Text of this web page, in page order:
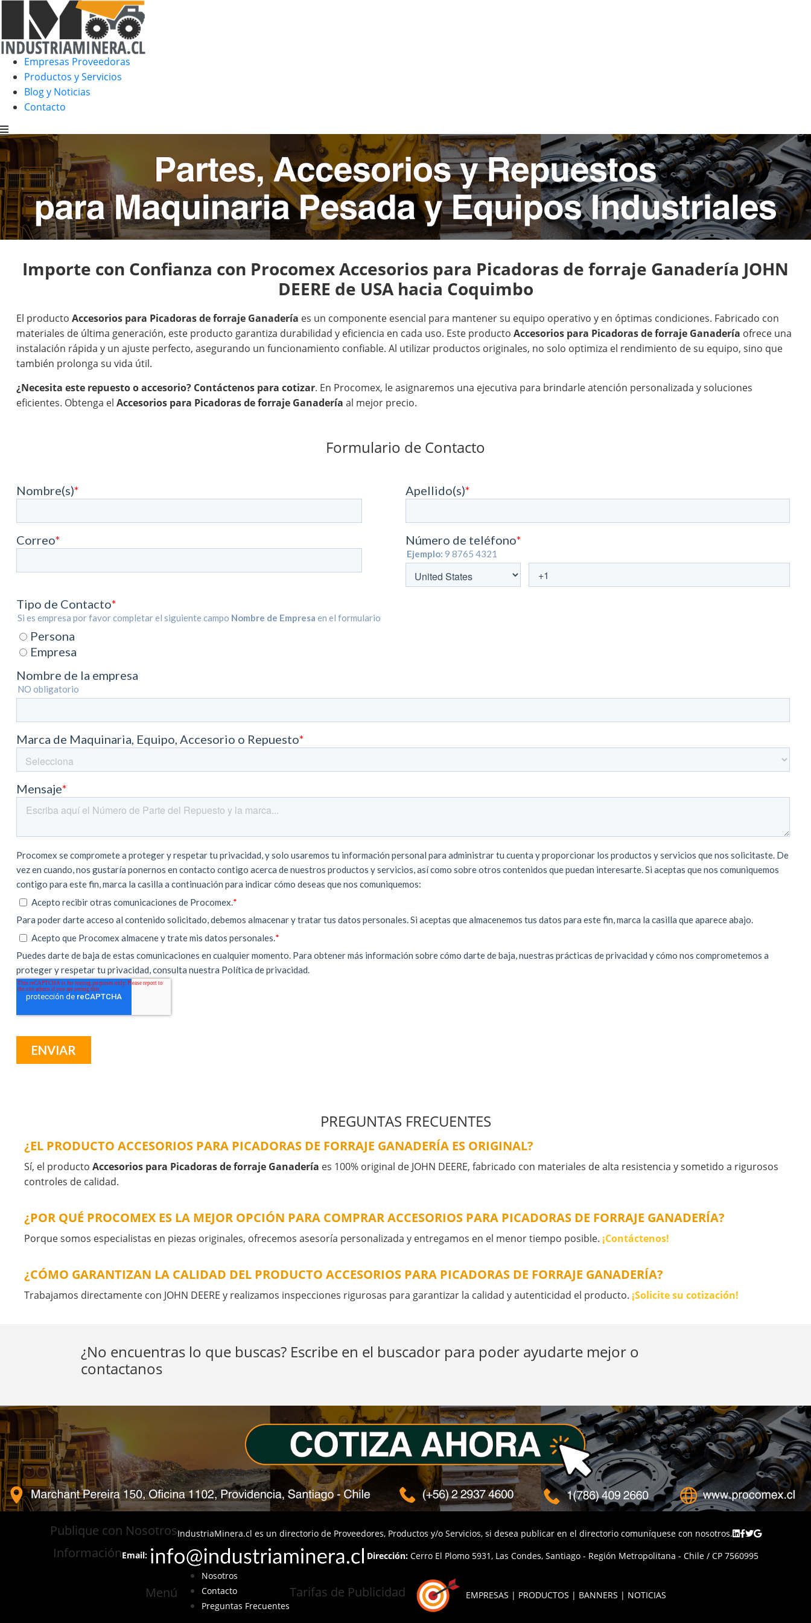
Empresas Proveedoras
Productos y Servicios
Blog y Noticias
Contacto
Importe con Confianza con Procomex Accesorios para Picadoras de forraje Ganadería JOHN
DEERE de USA hacia Coquimbo
El producto Accesorios para Picadoras de forraje Ganadería es un componente esencial para mantener su equipo operativo y en óptimas condiciones. Fabricado con
materiales de última generación, este producto garantiza durabilidad y eficiencia en cada uso. Este producto Accesorios para Picadoras de forraje Ganadería ofrece una
instalación rápida y un ajuste perfecto, asegurando un funcionamiento confiable. Al utilizar productos originales, no solo optimiza el rendimiento de su equipo, sino que
también prolonga su vida útil.
¿Necesita este repuesto o accesorio? Contáctenos para cotizar. En Procomex, le asignaremos una ejecutiva para brindarle atención personalizada y soluciones
eficientes. Obtenga el Accesorios para Picadoras de forraje Ganadería al mejor precio.
Formulario de Contacto
PREGUNTAS FRECUENTES
¿EL PRODUCTO ACCESORIOS PARA PICADORAS DE FORRAJE GANADERÍA ES ORIGINAL?
Sí, el producto Accesorios para Picadoras de forraje Ganadería es 100% original de JOHN DEERE, fabricado con materiales de alta resistencia y sometido a rigurosos
controles de calidad.
¿POR QUÉ PROCOMEX ES LA MEJOR OPCIÓN PARA COMPRAR ACCESORIOS PARA PICADORAS DE FORRAJE GANADERÍA?
Porque somos especialistas en piezas originales, ofrecemos asesoría personalizada y entregamos en el menor tiempo posible. ¡Contáctenos!
¿CÓMO GARANTIZAN LA CALIDAD DEL PRODUCTO ACCESORIOS PARA PICADORAS DE FORRAJE GANADERÍA?
Trabajamos directamente con JOHN DEERE y realizamos inspecciones rigurosas para garantizar la calidad y autenticidad el producto. ¡Solicite su cotización!
¿No encuentras lo que buscas? Escribe en el buscador para poder ayudarte mejor o
contactanos
Publique con NosotrosIndustriaMinera.cl es un directorio de Proveedores, Productos y/o Servicios, si desea publicar en el directorio comuníquese con nosotros.
InformaciónEmail: Dirección:Cerro El Plomo 5931, Las Condes, Santiago - Región Metropolitana - Chile / CP 7560995
Menú
Nosotros
Contacto
Preguntas Frecuentes
Tarifas de Publicidad EMPRESAS | PRODUCTOS | BANNERS | NOTICIAS